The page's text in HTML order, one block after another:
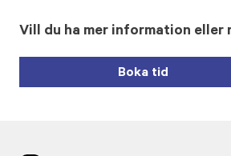
Vill du ha mer information eller
Boka tid